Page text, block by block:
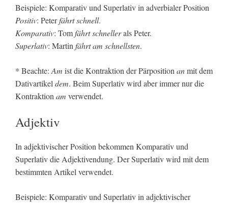
Beispiele: Komparativ und Superlativ in adverbialer Position
Positiv: Peterfährt schnell.
Komparativ: Tomfährt schnellerals Peter.
Superlativ: Martin fährt am schnellsten.
* Beachte: Am ist die Kontraktion der Pärposition anmit dem
Dativartikel dem. Beim Superlativ wird aber immer nur die
Kontraktion am verwendet.
Adjektiv
In adjektivischer Position bekommen Komparativ und
Superlativ die Adjektivendung. Der Superlativ wird mit dem
bestimmten Artikel verwendet.
Beispiele: Komparativ und Superlativ in adjektivischer